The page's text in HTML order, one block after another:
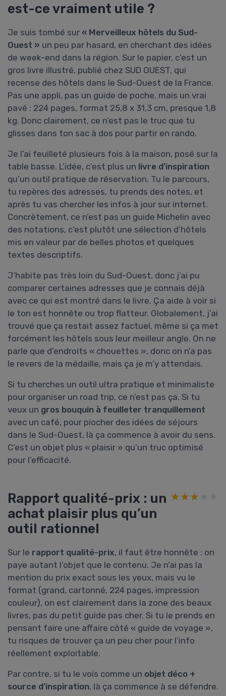
est-ce vraiment utile ?
Je suis tombé sur « Merveilleux hôtels du Sud-
Ouest » un peu par hasard, en cherchant des idées
de week-end dans la région. Sur le papier, c’est un
gros livre illustré, publié chez SUD OUEST, qui
recense des hôtels dans le Sud-Ouest de la France.
Pas une appli, pas un guide de poche, mais un vrai
pavé : 224 pages, format 25,8 x 31,3 cm, presque 1,8
kg. Donc clairement, ce n’est pas le truc que tu
glisses dans ton sac à dos pour partir en rando.
Je l’ai feuilleté plusieurs fois à la maison, posé sur la
table basse. L’idée, c’est plus un livre d’inspiration
qu’un outil pratique de réservation. Tu le parcours,
tu repères des adresses, tu prends des notes, et
après tu vas chercher les infos à jour sur internet.
Concrètement, ce n’est pas un guide Michelin avec
des notations, c’est plutôt une sélection d’hôtels
mis en valeur par de belles photos et quelques
textes descriptifs.
J’habite pas très loin du Sud-Ouest, donc j’ai pu
comparer certaines adresses que je connais déjà
avec ce qui est montré dans le livre. Ça aide à voir si
le ton est honnête ou trop flatteur. Globalement, j’ai
trouvé que ça restait assez factuel, même si ça met
forcément les hôtels sous leur meilleur angle. On ne
parle que d’endroits « chouettes », donc on n’a pas
le revers de la médaille, mais ça je m’y attendais.
Si tu cherches un outil ultra pratique et minimaliste
pour organiser un road trip, ce n’est pas ça. Si tu
veux un gros bouquin à feuilleter tranquillement
avec un café, pour piocher des idées de séjours
dans le Sud-Ouest, là ça commence à avoir du sens.
C’est un objet plus « plaisir » qu’un truc optimisé
pour l’efficacité.
Rapport qualité-prix : un
achat plaisir plus qu’un
outil rationnel
★★★★★
★★★★★
Sur le rapport qualité-prix, il faut être honnête : on
paye autant l’objet que le contenu. Je n’ai pas la
mention du prix exact sous les yeux, mais vu le
format (grand, cartonné, 224 pages, impression
couleur), on est clairement dans la zone des beaux
livres, pas du petit guide pas cher. Si tu le prends en
pensant faire une affaire côté « guide de voyage »,
tu risques de trouver ça un peu cher pour l’info
réellement exploitable.
Par contre, si tu le vois comme un objet déco +
source d’inspiration, là ça commence à se défendre.